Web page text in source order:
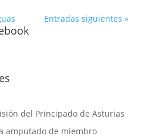
Entradas siguientes »
del Principado de Asturias
amputado de miembro